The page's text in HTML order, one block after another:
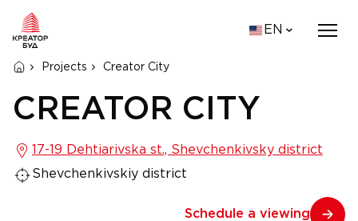
EN
Projects Creator City
CREATOR CITY
17-19 Dehtiarivska st., Shevchenkivsky district
Shevchenkivskiy district
Schedule a viewing